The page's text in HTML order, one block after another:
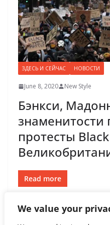
We value your
ЗДЕСЬ И СЕЙЧАС НОВОСТИ
June 8, 2020 New Style
Бэнкси,
знаменитости
протесты
Read more